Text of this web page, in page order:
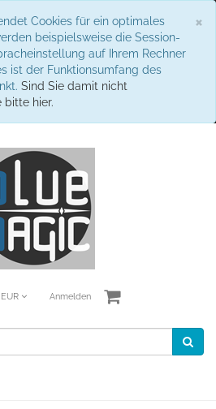
×
Cookies für ein optimales
beispielsweise die Session-
auf Ihrem Rechner
ist der Funktionsumfang des
Sind Sie damit nicht
bitte hier.
EUR Anmelden